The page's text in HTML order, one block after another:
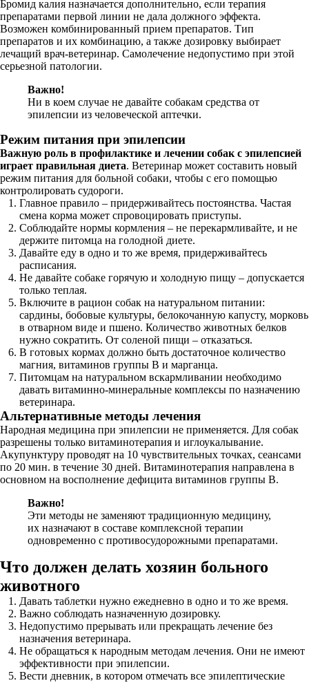
Бромид калия назначается дополнительно, если терапия
препаратами первой линии не дала должного эффекта.
Возможен комбинированный прием препаратов. Тип
препаратов и их комбинацию, а также дозировку выбирает
лечащий врач-ветеринар. Самолечение недопустимо при этой
серьезной патологии.
Важно!
Ни в коем случае не давайте собакам средства от
эпилепсии из человеческой аптечки.
Режим питания при эпилепсии
Важную роль в профилактике и лечении собак с эпилепсией
играет правильная диета. Ветеринар может составить новый
режим питания для больной собаки, чтобы с его помощью
контролировать судороги.
Главное правило – придерживайтесь постоянства. Частая
смена корма может спровоцировать приступы.
Соблюдайте нормы кормления – не перекармливайте, и не
держите питомца на голодной диете.
Давайте еду в одно и то же время, придерживайтесь
расписания.
Не давайте собаке горячую и холодную пищу – допускается
только теплая.
Включите в рацион собак на натуральном питании:
сардины, бобовые культуры, белокочанную капусту, морковь
в отварном виде и пшено. Количество животных белков
нужно сократить. От соленой пищи – отказаться.
В готовых кормах должно быть достаточное количество
магния, витаминов группы B и марганца.
Питомцам на натуральном вскармливании необходимо
давать витаминно-минеральные комплексы по назначению
ветеринара.
Альтернативные методы лечения
Народная медицина при эпилепсии не применяется. Для собак
разрешены только витаминотерапия и иглоукалывание.
Акупунктуру проводят на 10 чувствительных точках, сеансами
по 20 мин. в течение 30 дней. Витаминотерапия направлена в
основном на восполнение дефицита витаминов группы B.
Важно!
Эти методы не заменяют традиционную медицину,
их назначают в составе комплексной терапии
одновременно с противосудорожными препаратами.
Что должен делать хозяин больного
животного
Давать таблетки нужно ежедневно в одно и то же время.
Важно соблюдать назначенную дозировку.
Недопустимо прерывать или прекращать лечение без
назначения ветеринара.
Не обращаться к народным методам лечения. Они не имеют
эффективности при эпилепсии.
Вести дневник, в котором отмечать все эпилептические